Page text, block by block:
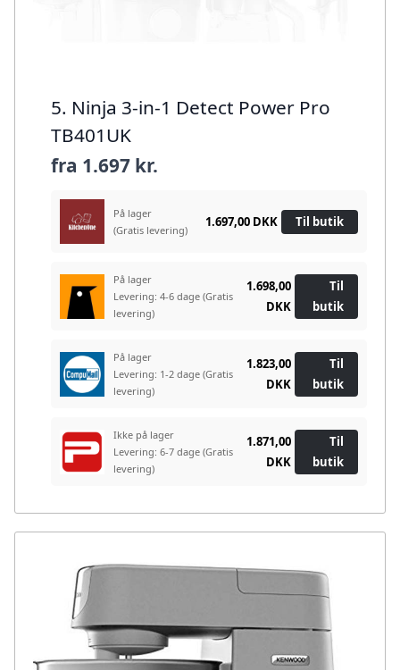
5. Ninja 3-in-1 Detect Power Pro
TB401UK
fra 1.697 kr.
På lager
(Gratis levering)
1.697,00 DKK Til butik
På lager
Levering: 4-6 dage (Gratis
levering)
1.698,00
DKK
Til
butik
På lager
Levering: 1-2 dage (Gratis
levering)
1.823,00
DKK
Til
butik
Ikke på lager
Levering: 6-7 dage (Gratis
levering)
1.871,00
DKK
Til
butik